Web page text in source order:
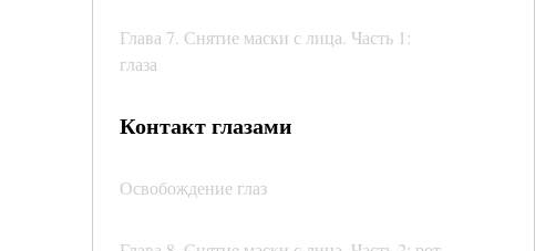
Глава 7. Снятие маски с лица. Часть 1:
глаза
Контакт глазами
Освобождение глаз